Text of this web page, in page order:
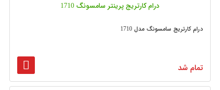
درام کارتریج پرینتر سامسونگ 1710
درام کارتریج سامسونگ مدل 1710
تمام شد